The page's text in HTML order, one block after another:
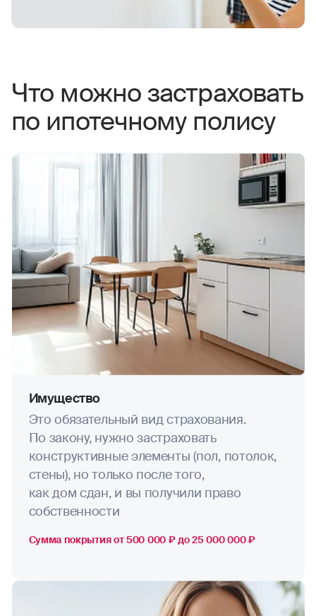
Что можно застраховать
по ипотечному полису
Имущество
Это обязательный вид страхования.
По закону, нужно застраховать
конструктивные элементы (пол, потолок,
стены), но только после того,
как дом сдан, и вы получили право
собственности
Сумма покрытия от 500 000 ₽ до 25 000 000 ₽